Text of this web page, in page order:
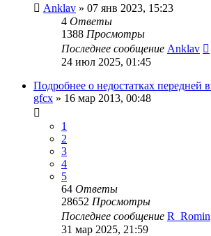
Anklav » 07 янв 2023, 15:23
4 Ответы
1388 Просмотры
Последнее сообщение Anklav
24 июл 2025, 01:45
Подробнее о недостатках передней
gfcx » 16 мар 2013, 00:48
1
2
3
4
5
64 Ответы
28652 Просмотры
Последнее сообщение R_Romin
31 мар 2025, 21:59